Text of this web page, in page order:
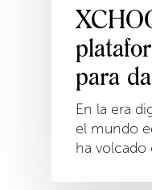
para
En la era
el mundo
ha